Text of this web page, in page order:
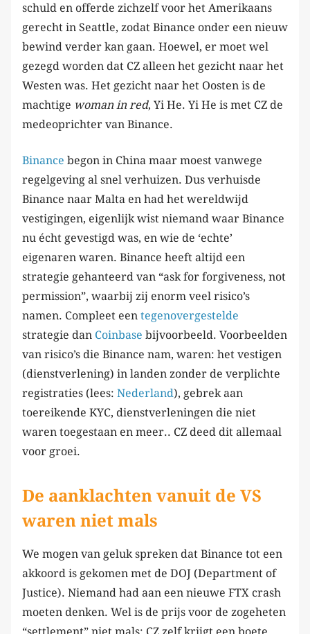
schuld en offerde zichzelf voor het Amerikaans
gerecht in Seattle, zodat Binance onder een nieuw
bewind verder kan gaan. Hoewel, er moet wel
gezegd worden dat CZ alleen het gezicht naar het
Westen was. Het gezicht naar het Oosten is de
machtige woman in red, Yi He. Yi He is met CZ de
medeoprichter van Binance.
Binance begon in China maar moest vanwege
regelgeving al snel verhuizen. Dus verhuisde
Binance naar Malta en had het wereldwijd
vestigingen, eigenlijk wist niemand waar Binance
nu écht gevestigd was, en wie de ‘echte’
eigenaren waren. Binance heeft altijd een
strategie gehanteerd van “ask for forgiveness, not
permission”, waarbij zij enorm veel risico’s
namen. Compleet een tegenovergestelde
strategie dan Coinbase bijvoorbeeld. Voorbeelden
van risico’s die Binance nam, waren: het vestigen
(dienstverlening) in landen zonder de verplichte
registraties (lees: Nederland), gebrek aan
toereikende KYC, dienstverleningen die niet
waren toegestaan en meer.. CZ deed dit allemaal
voor groei.
De aanklachten vanuit de VS
waren niet mals
We mogen van geluk spreken dat Binance tot een
akkoord is gekomen met de DOJ (Department of
Justice). Niemand had aan een nieuwe FTX crash
moeten denken. Wel is de prijs voor de zogeheten